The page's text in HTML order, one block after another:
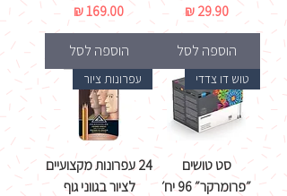
מחיר‏29.90 ‏₪
הוספה לסל
מחיר
הוספה לסל
טוש דו צדדי
סט טושים
״פרומרקר״ 96 יח׳
עפרונות ציור
24 עפרונות מקצועיים
לציור בגווני גוף